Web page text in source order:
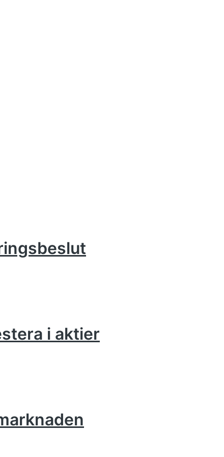
i aktier